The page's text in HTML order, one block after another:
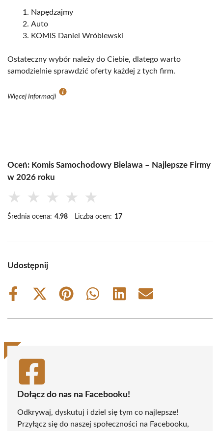
Napędzajmy
Auto
KOMIS Daniel Wróblewski
Ostateczny wybór należy do Ciebie, dlatego warto
samodzielnie sprawdzić oferty każdej z tych firm.
Więcej Informacji
Oceń: Komis Samochodowy Bielawa – Najlepsze Firmy
w 2026 roku
★ ★ ★ ★ ★
Średnia ocena: 4.98 Liczba ocen: 17
Udostępnij
Share
Share
(Twitter)
Share
Share
Share
Share
Dołącz do nas na Facebooku!
Odkrywaj, dyskutuj i dziel się tym co najlepsze!
Przyłącz się do naszej społeczności na Facebooku,